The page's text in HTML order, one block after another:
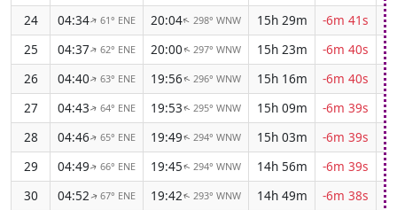
24
04:34↑61° ENE 20:04↑298° WNW 15h 29m
-6m 41s
25
04:37↑62° ENE 20:00↑297° WNW 15h 23m
-6m 40s
26
04:40↑63° ENE 19:56↑296° WNW 15h 16m
-6m 40s
27
04:43↑64° ENE 19:53↑295° WNW 15h 09m
-6m 39s
28
04:46↑65° ENE 19:49↑294° WNW 15h 03m
-6m 39s
29
04:49↑66° ENE 19:45↑294° WNW 14h 56m
-6m 39s
30
04:52↑67° ENE 19:42↑293° WNW 14h 49m
-6m 38s